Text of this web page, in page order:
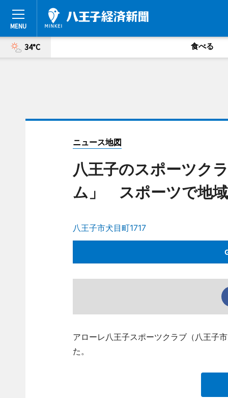
34°C 食べる
ニュース地図
八王子のスポーツク
ム」 スポーツで地
八王子市犬目町1717
アローレ八王子スポーツクラブ（八王子
た。